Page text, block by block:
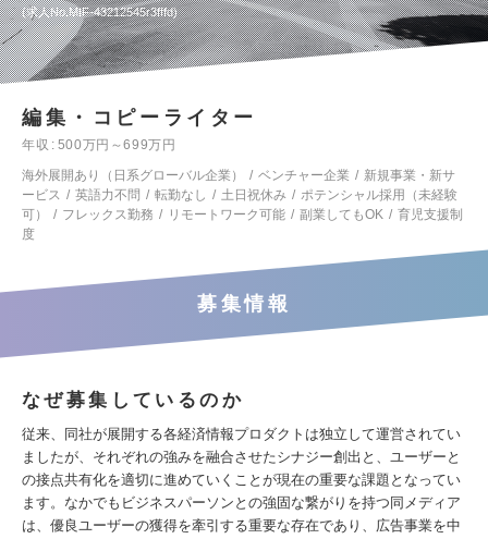
求人No.MIF-43212545r3fffd
編集・コピーライター
年収
500万円～699万円
海外展開あり（日系グローバル企業）
ベンチャー企業
新規事業・新サ
ービス
英語力不問 転勤なし 土日祝休み
ポテンシャル採用（未経験
可）
フレックス勤務 リモートワーク可能 副業してもOK
育児支援制
度
募集情報
なぜ募集しているのか
従来、同社が展開する各経済情報プロダクトは独立して運営されてい
ましたが、それぞれの強みを融合させたシナジー創出と、ユーザーと
の接点共有化を適切に進めていくことが現在の重要な課題となってい
ます。なかでもビジネスパーソンとの強固な繋がりを持つ同メディア
は、優良ユーザーの獲得を牽引する重要な存在であり、広告事業を中